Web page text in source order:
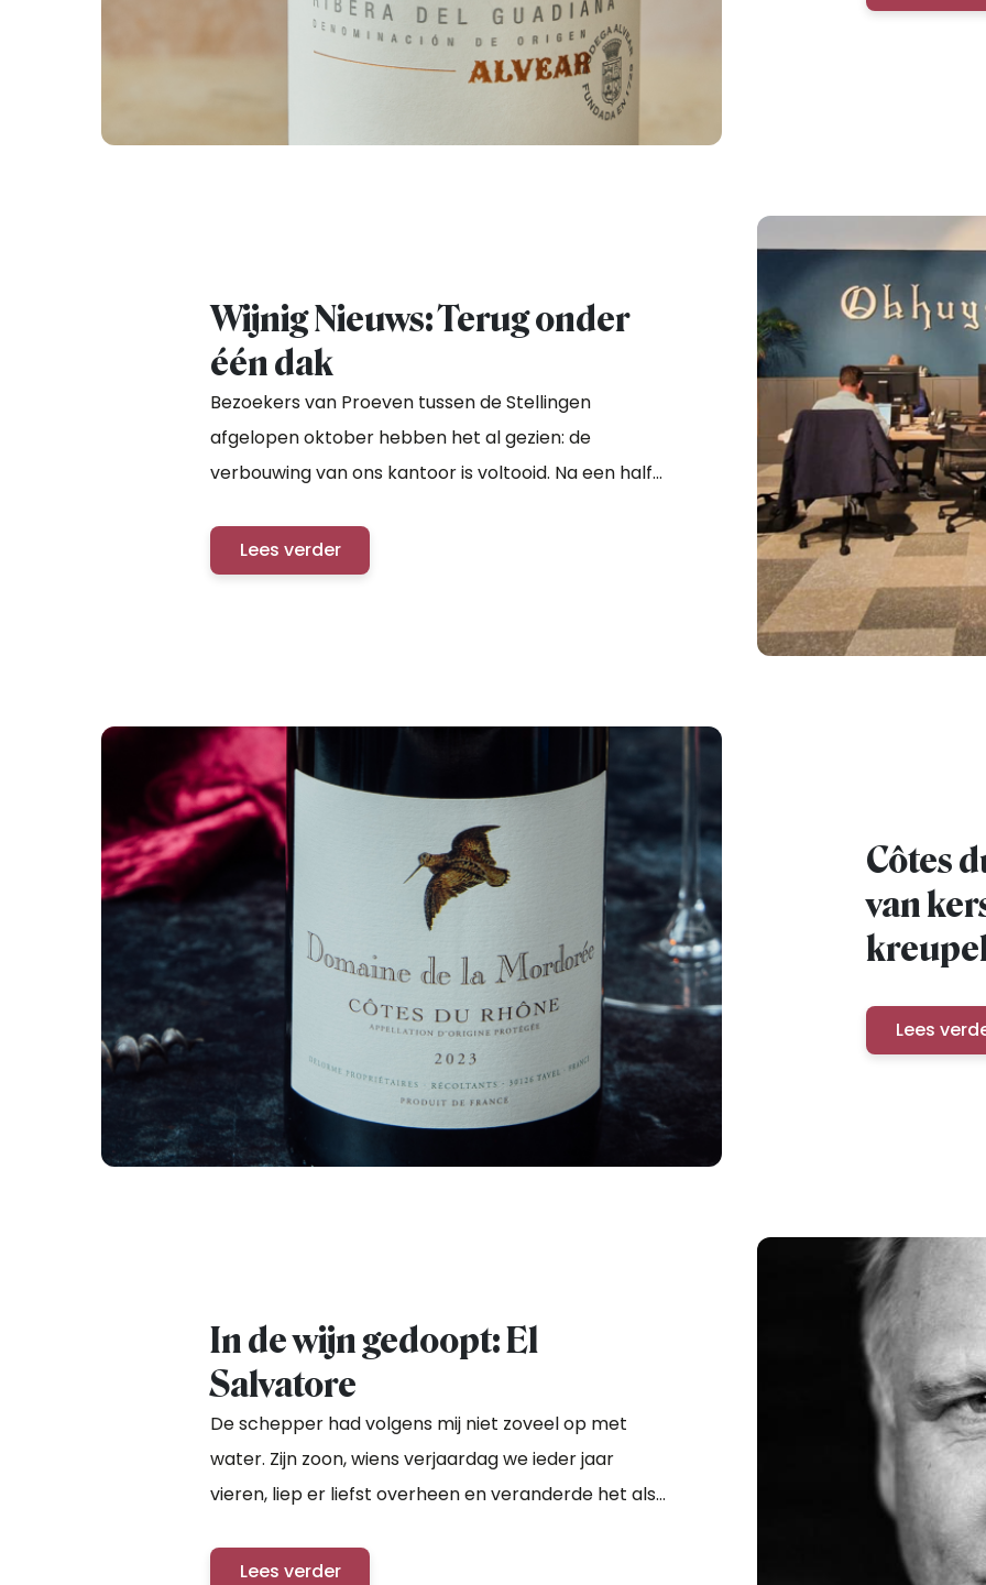
Wijnig Nieuws: Terug onder
één dak
Bezoekers van Proeven tussen de Stellingen
afgelopen oktober hebben het al gezien: de
verbouwing van ons kantoor is voltooid. Na een half
onder...
Lees verder
Côtes
van
Lees
In de wijn gedoopt: El
Salvatore
De schepper had volgens mij niet zoveel op met
water. Zijn zoon, wiens verjaardag we ieder jaar
vieren, liep er liefst overheen en veranderde het als
Lees verder